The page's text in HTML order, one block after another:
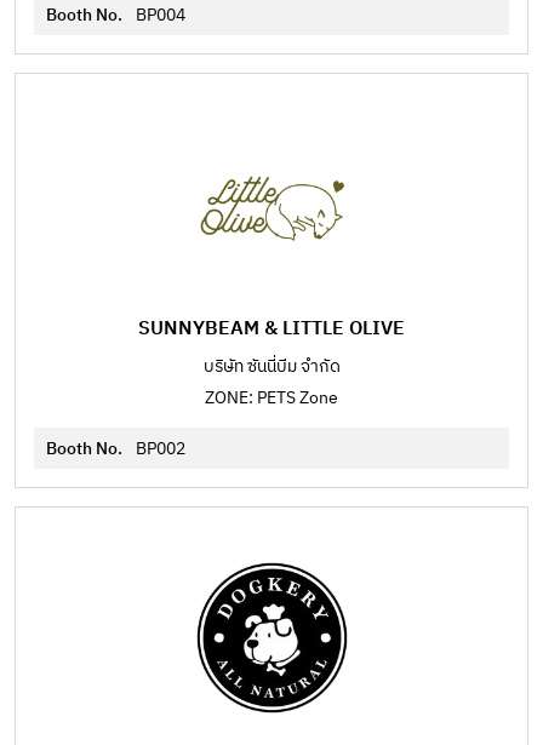
Booth No. BP004
SUNNYBEAM & LITTLE OLIVE
บริษัท ซันนี่บีม จำกัด
ZONE: PETS Zone
Booth No. BP002